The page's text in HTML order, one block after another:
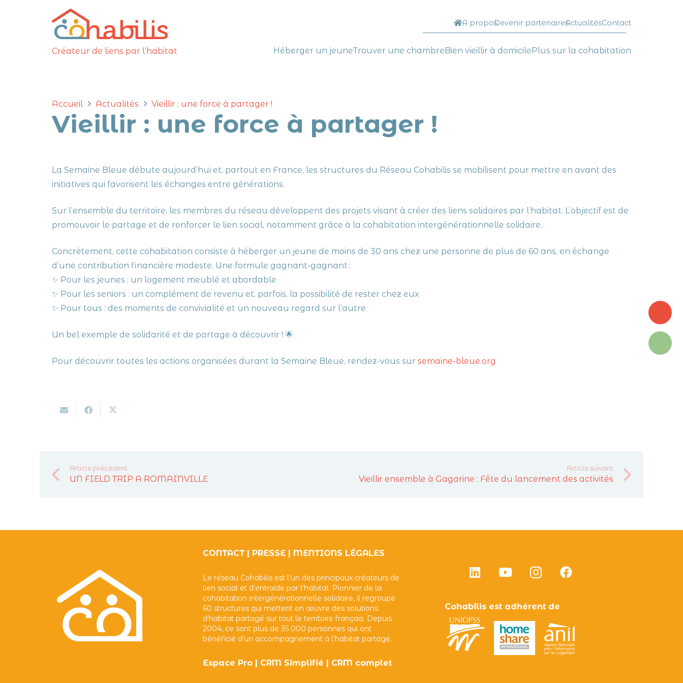
Créateur de liens par l’habitat
A proposDevenir partenairesActualitésContact
__________________________________________________
Héberger un jeuneTrouver une chambre Bien vieillir à domicile Plus sur la cohabitation
Accueil Actualités Vieillir : une force à partager !
Vieillir : une force à partager !
La Semaine Bleue débute aujourd’hui et, partout en France, les structures du Réseau Cohabilis se mobilisent pour mettre en avant des
initiatives qui favorisent les échanges entre générations.
Sur l’ensemble du territoire, les membres du réseau développent des projets visant à créer des liens solidaires par l’habitat. L’objectif est de
promouvoir le partage et de renforcer le lien social, notamment grâce à la cohabitation intergénérationnelle solidaire.
Concrètement, cette cohabitation consiste à héberger un jeune de moins de 30 ans chez une personne de plus de 60 ans, en échange
d’une contribution financière modeste. Une formule gagnant-gagnant :
✨ Pour les jeunes : un logement meublé et abordable
✨ Pour les seniors : un complément de revenu et, parfois, la possibilité de rester chez eux
✨ Pour tous : des moments de convivialité et un nouveau regard sur l’autre
Un bel exemple de solidarité et de partage à découvrir ! 🌟
Pour découvrir toutes les actions organisées durant la Semaine Bleue, rendez-vous sur semaine-bleue.org
Article précédent
UN FIELD TRIP A ROMAINVILLE
Article suivant
Vieillir ensemble à Gagarine : Fête du lancement des activités
CONTACT| PRESSE MENTIONS LÉGALES
Le réseau Cohabilis est l’un des principaux créateurs de
lien social et d’entraide par l’habitat. Pionnier de la
cohabitation intergénérationnelle solidaire, il regroupe
60 structures qui mettent en œuvre des solutions
d’habitat partagé sur tout le territoire français. Depuis
2004, ce sont plus de 35 000 personnes qui ont
bénéficié d’un accompagnement à l’habitat partagé.
Espace Pro CRM Simplifié CRM complet
Cohabilis est adhérent de
TROUVER
UNE